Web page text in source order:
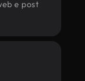
e post